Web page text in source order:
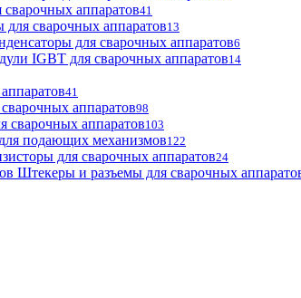
аппаратов41
для сварочных аппаратов13
для сварочных аппаратов6
IGBT для сварочных аппаратов14
41
аппаратов98
сварочных аппаратов103
подающих механизмов122
для сварочных аппаратов24
Штекеры и разъемы для сварочных